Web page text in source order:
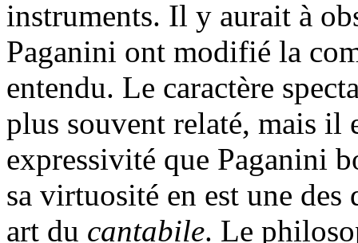
instruments. Il y aurait à
Paganini ont modifié la
entendu. Le caractère
plus souvent relaté, mais il
expressivité que Paganini
sa virtuosité en est une des
art du cantabile. Le